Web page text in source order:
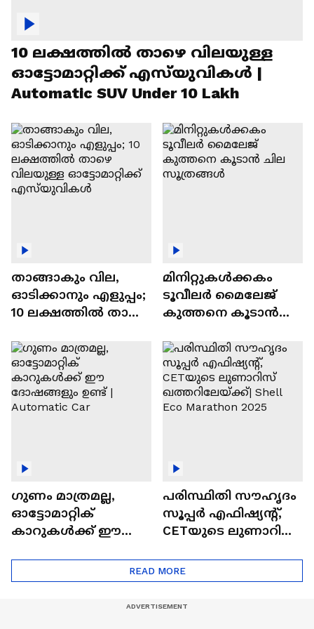
10 ലക്ഷത്തിൽ താഴെ വിലയുള്ള
ഓട്ടോമാറ്റിക്ക് എസ്‍യുവികൾ |
Automatic SUV Under 10 Lakh
താങ്ങാകും വില,
ഓടിക്കാനും എളുപ്പം;
10 ലക്ഷത്തിൽ താഴെ
ഓട്ടോമാറ്റിക്ക്
എസ്‍യുവികൾ
മിനിറ്റുകൾക്കകം
ടൂവീലർ മൈലേജ്
കുത്തനെ കൂടാൻ
ഗുണം മാത്രമല്ല,
ഓട്ടോമാറ്റിക്
കാറുകൾക്ക് ഈ
പരിസ്ഥിതി സൗഹൃദം
സൂപ്പർ എഫിഷ്യന്റ്,
CETയുടെ ലുണാറിസ്
Eco Marathon 2025
READ MORE